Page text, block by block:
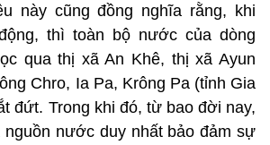
này cũng đồng nghĩa rằng, khi
thì toàn bộ nước của dòng
qua thị xã An Khê, thị xã Ayun
Chro, Ia Pa, Krông Pa (tỉnh Gia
đứt. Trong khi đó, từ bao đời nay,
nguồn nước duy nhất bảo đảm sự